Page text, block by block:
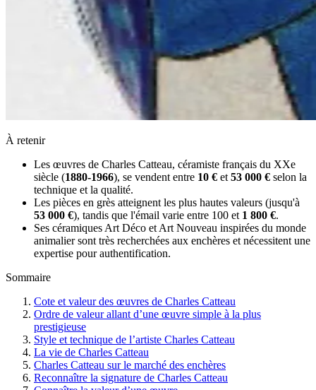
À retenir
Les œuvres de Charles Catteau, céramiste français du XXe
siècle (1880-1966), se vendent entre 10 € et 53 000 € selon la
technique et la qualité.
Les pièces en grès atteignent les plus hautes valeurs (jusqu'à
53 000 €), tandis que l'émail varie entre 100 et 1 800 €.
Ses céramiques Art Déco et Art Nouveau inspirées du monde
animalier sont très recherchées aux enchères et nécessitent une
expertise pour authentification.
Sommaire
Cote et valeur des œuvres de Charles Catteau
Ordre de valeur allant d’une œuvre simple à la plus
prestigieuse
Style et technique de l’artiste Charles Catteau
La vie de Charles Catteau
Charles Catteau sur le marché des enchères
Reconnaître la signature de Charles Catteau